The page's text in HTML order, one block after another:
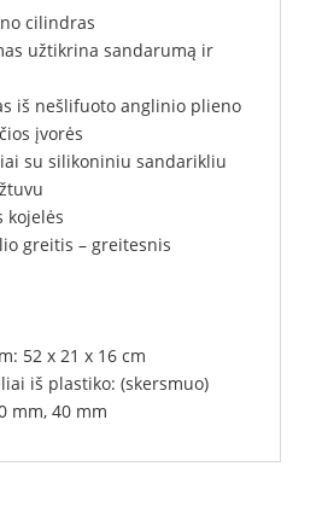
cilindras
užtikrina sandarumą ir
iš nešlifuoto anglinio plieno
įvorės
su silikoniniu sandarikliu
kojelės
greitis – greitesnis
52 x 21 x 16 cm
iš plastiko: (skersmuo)
mm, 40 mm